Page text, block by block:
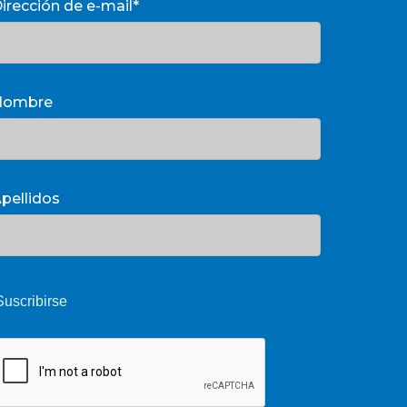
de e-mail*